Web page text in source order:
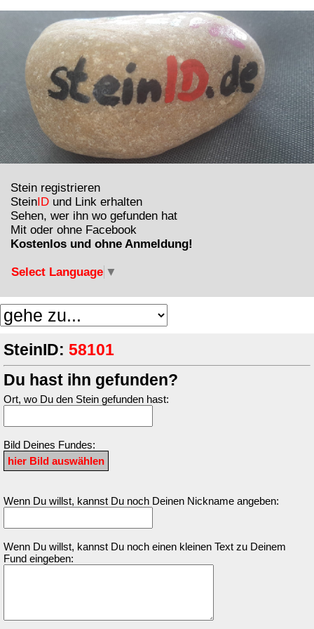
Stein registrieren
Stein ID und Link erhalten
Sehen, wer ihn wo gefunden hat
Mit oder ohne Facebook
Kostenlos und ohne Anmeldung!
Select Language ▼
SteinID: 58101
Du hast ihn gefunden?
Ort, wo Du den Stein gefunden hast:
Bild Deines Fundes:
Wenn Du willst, kannst Du noch Deinen Nickname angeben:
Wenn Du willst, kannst Du noch einen kleinen Text zu Deinem
Fund eingeben: